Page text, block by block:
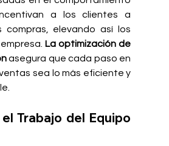
a los clientes a
compras, elevando así los
La optimización de
asegura que cada paso en
sea lo más eficiente y
Trabajo del Equipo